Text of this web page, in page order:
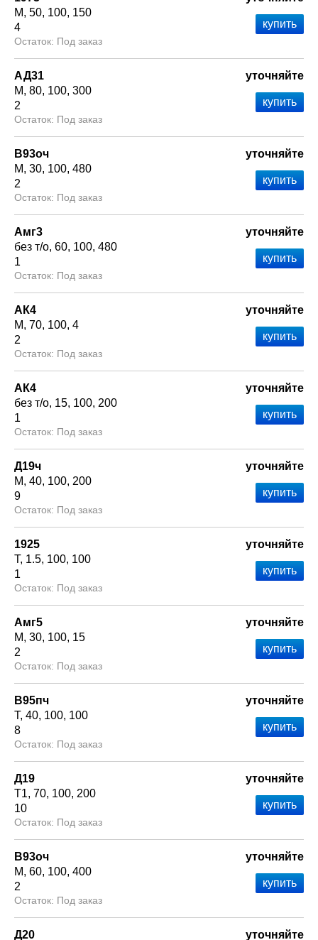
М 50 100 150
4
Под заказ
АД31
М 80 100 300
2
Под заказ
уточняйте
В93оч
М 30 100 480
2
Под заказ
уточняйте
Амг3
без т/о 60 100 480
1
Под заказ
уточняйте
АК4
М 70 100 4
2
Под заказ
уточняйте
АК4
без т/о 15 100 200
1
Под заказ
уточняйте
Д19ч
М 40 100 200
9
Под заказ
уточняйте
1925
Т 1.5 100 100
1
Под заказ
уточняйте
Амг5
М 30 100 15
2
Под заказ
уточняйте
В95пч
Т 40 100 100
8
Под заказ
уточняйте
Д19
Т1 70 100 200
10
Под заказ
уточняйте
В93оч
М 60 100 400
2
Под заказ
уточняйте
Д20 уточняйте